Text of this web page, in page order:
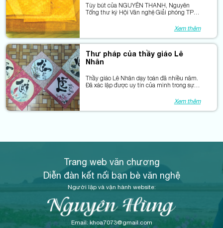
Tùy bút của NGUYỄN THANH, Nguyên
Tổng thư ký Hội Văn nghệ Giải phóng TP
Xem thêm
Thư pháp của thầy giáo Lê
Nhân
Thầy giáo Lê Nhân dạy toán đã nhiều năm.
Đã xác lập được uy tín của mình trong sự
người đó về việc rèn nghề, khỏi cần bàn tới:
chỉn chu, thấu đáo và chuyên sâu.
Xem thêm
Trang web văn chương
Diễn đàn kết nối bạn bè văn nghệ
Người lập và vận hành website:
Email: khoa7073@gmail.com